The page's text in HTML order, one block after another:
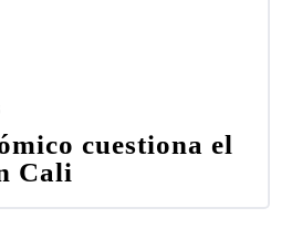
cuestiona el
Cali